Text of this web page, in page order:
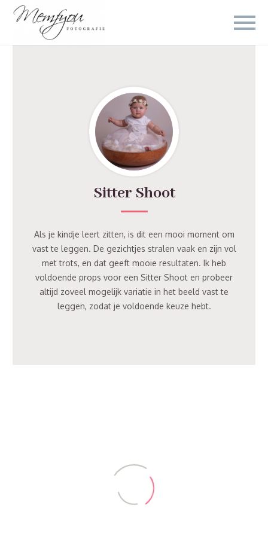
Sitter Shoot
Als je kindje leert zitten, is dit een mooi moment om
vast te leggen. De gezichtjes stralen vaak en zijn vol
met trots, en dat geeft mooie resultaten. Ik heb
voldoende props voor een Sitter Shoot en probeer
altijd zoveel mogelijk variatie in het beeld vast te
leggen, zodat je voldoende keuze hebt.